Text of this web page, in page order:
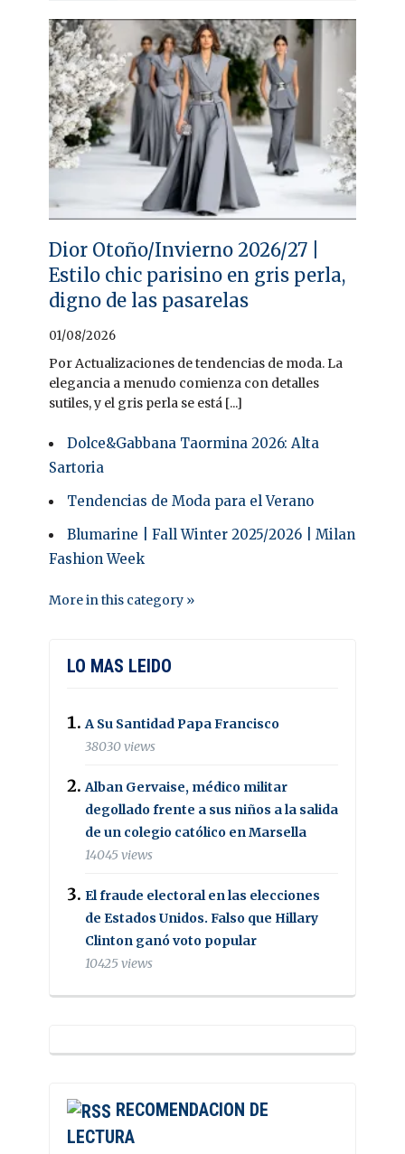
Dior Otoño/Invierno 2026/27 |
Estilo chic parisino en gris perla,
digno de las pasarelas
01/08/2026
Por Actualizaciones de tendencias de moda. La
elegancia a menudo comienza con detalles
sutiles, y el gris perla se está [...]
Dolce&Gabbana Taormina 2026: Alta
Sartoria
Tendencias de Moda para el Verano
Blumarine | Fall Winter 2025/2026 | Milan
Fashion Week
More in this category »
LO MAS LEIDO
A Su Santidad Papa Francisco
38030 views
Alban Gervaise, médico militar
degollado frente a sus niños a la salida
de un colegio católico en Marsella
14045 views
El fraude electoral en las elecciones
de Estados Unidos. Falso que Hillary
Clinton ganó voto popular
10425 views
RECOMENDACION DE
LECTURA